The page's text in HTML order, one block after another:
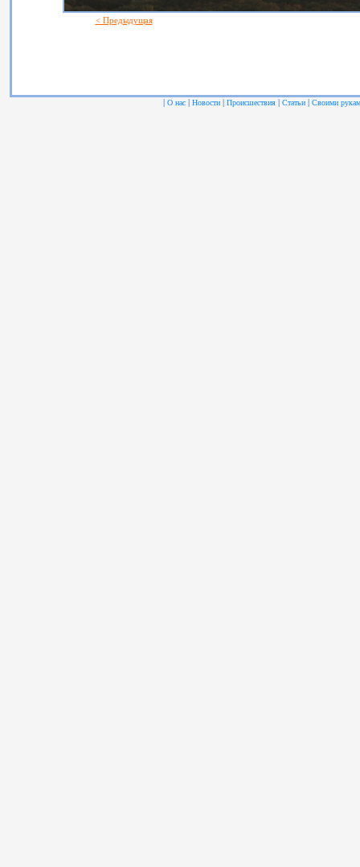
< Предыдущая
| О нас | Новости | Происшествия | Статьи | Своими